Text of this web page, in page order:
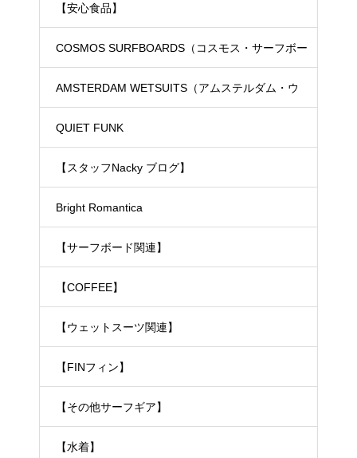
【安心食品】
COSMOS SURFBOARDS（コスモス・サーフボー
ド）
AMSTERDAM WETSUITS（アムステルダム・ウ
ェットスーツ）
QUIET FUNK
【スタッフNacky ブログ】
Bright Romantica
【サーフボード関連】
【COFFEE】
【ウェットスーツ関連】
【FINフィン】
【その他サーフギア】
【水着】